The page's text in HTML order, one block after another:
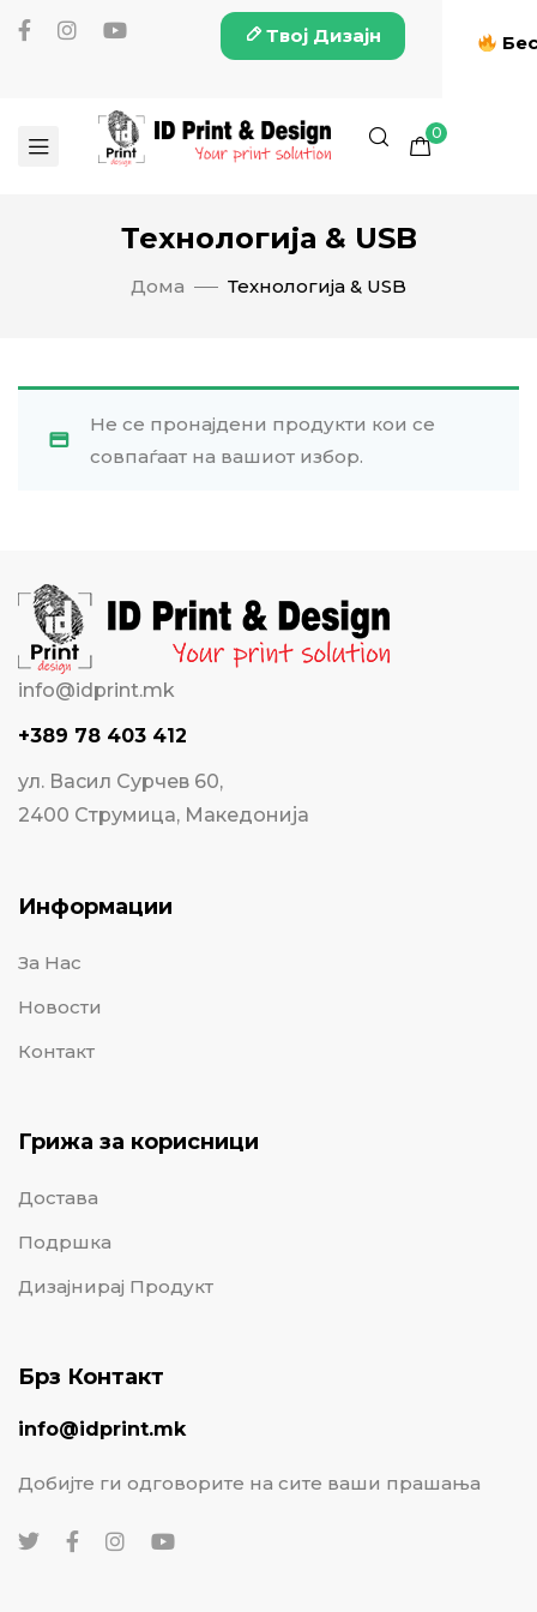
Твој Дизајн
0
Технологија & USB
Дома Технологија & USB
Не се пронајдени продукти кои се
совпаѓаат на вашиот избор.
info@idprint.mk
+389 78 403 412
ул. Васил Сурчев 60,
2400 Струмица, Македонија
Информации
За Нас
Новости
Контакт
Грижа за корисници
Достава
Подршка
Дизајнирај Продукт
Брз Контакт
info@idprint.mk
Добијте ги одговорите на сите ваши прашања